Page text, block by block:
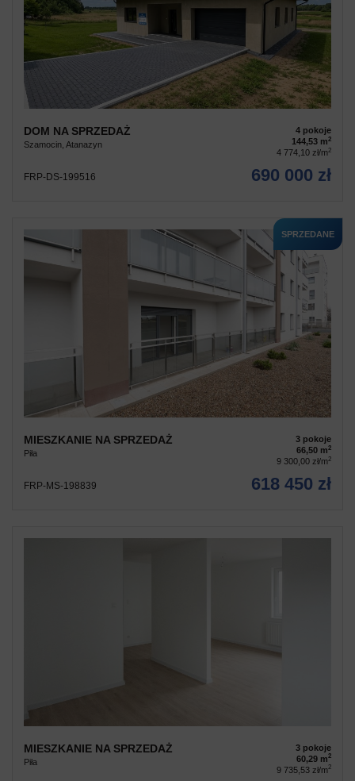
DOM NA SPRZEDAŻ
Szamocin, Atanazyn
4 pokoje
144,53 m2
4 774,10 zł/m2
FRP-DS-199516 690 000 zł
SPRZEDANE
MIESZKANIE NA SPRZEDAŻ
Piła
3 pokoje
66,50 m2
9 300,00 zł/m2
FRP-MS-198839 618 450 zł
MIESZKANIE NA SPRZEDAŻ
Piła
3 pokoje
60,29 m2
9 735,53 zł/m2